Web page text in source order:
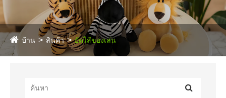
บ้าน สินค้า ยัดไส้ของเล่น